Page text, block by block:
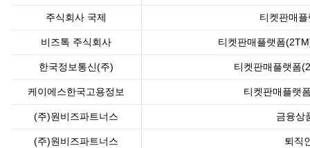
주식회사 국제 티켓판매
비즈톡 주식회사 티켓판매플랫폼
한국정보통신(주) 티켓판매플랫폼
케이에스한국고용정보 티켓판매플랫
(주)원비즈파트너스 금융상
(주)원비즈파트너스 퇴직